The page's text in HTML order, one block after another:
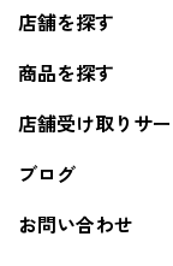
店舗を探す
商品を探す
店舗受け取りサ
ブログ
お問い合わせ